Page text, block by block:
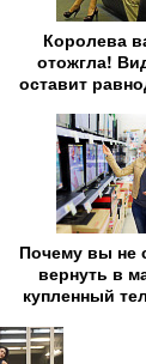
Королева
отожгла!
оставит
Почему вы не
вернуть в
купленный